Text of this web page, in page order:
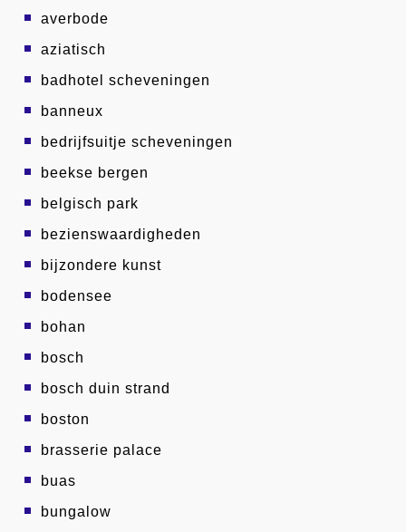
averbode
aziatisch
badhotel scheveningen
banneux
bedrijfsuitje scheveningen
beekse bergen
belgisch park
bezienswaardigheden
bijzondere kunst
bodensee
bohan
bosch
bosch duin strand
boston
brasserie palace
buas
bungalow